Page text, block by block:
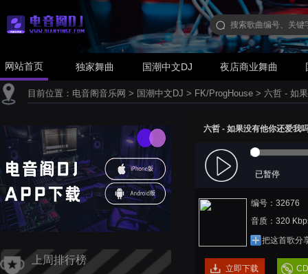
网站首页 独家舞曲 国潮中文DJ 夜店商业舞曲
目前位置： 电音阁音乐网 > 国潮中文DJ > FK/ProgHouse > 六哲 - 如
上周排行榜
六哲 - 如果没有他你还爱我
已暂停
编号：32676
音质：320
把这首歌分
立即下载